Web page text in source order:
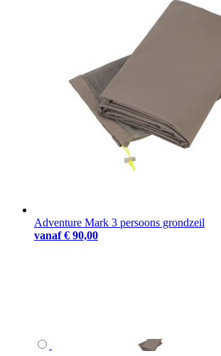
Adventure Mark 3 persoons grondzeil
vanaf € 90,00